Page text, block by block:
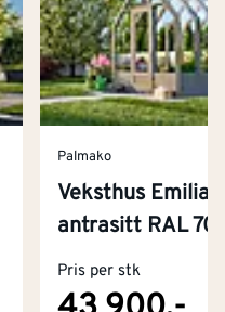
Palmako
Veksthus Emilia
antrasitt RAL
Pris per stk